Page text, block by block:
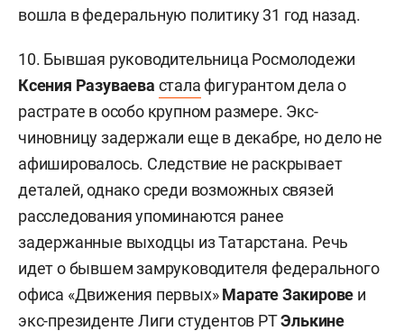
вошла в федеральную политику 31 год назад.
10. Бывшая руководительница Росмолодежи
Ксения Разуваева стала фигурантом дела о
растрате в особо крупном размере. Экс-
чиновницу задержали еще в декабре, но дело не
афишировалось. Следствие не раскрывает
деталей, однако среди возможных связей
расследования упоминаются ранее
задержанные выходцы из Татарстана. Речь
идет о бывшем замруководителя федерального
офиса «Движения первых»Марате Закирове и
экс-президенте Лиги студентов РТЭлькине